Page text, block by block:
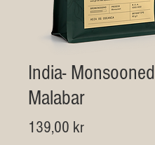
India- Monsooned
Malabar
139,00 krPris